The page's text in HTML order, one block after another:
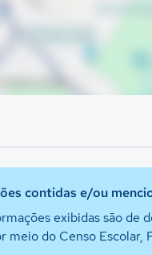
contidas e/ou
exibidas são
meio do Censo Escolar,